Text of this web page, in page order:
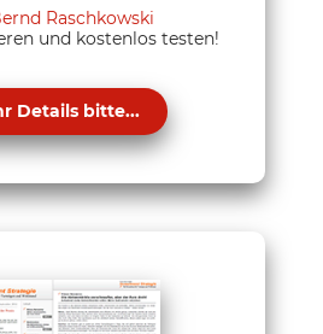
Raschkowski
und kostenlos testen!
Details bitte...